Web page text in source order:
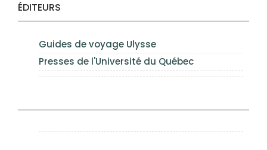
ÉDITEURS
Guides de voyage Ulysse
Presses de l'Université du Québec